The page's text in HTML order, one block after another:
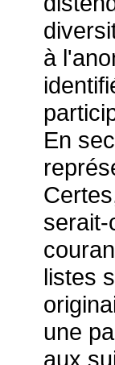
à
En
listes
une
aux